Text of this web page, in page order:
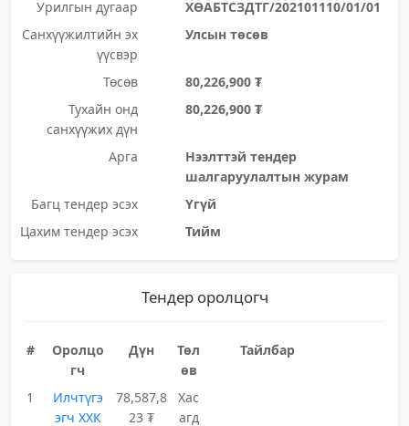
Урилгын дугаар
ХӨАБТСЗДТГ/202101110/01/01
Санхүүжилтийн эх
үүсвэр
Улсын төсөв
Төсөв
80,226,900 ₮
Тухайн онд
санхүүжих дүн
80,226,900 ₮
Арга
Нээлттэй тендер
шалгаруулалтын журам
Багц тендер эсэх
Үгүй
Цахим тендер эсэх
Тийм
Тендер оролцогч
#
Оролцо
гч
Дүн
Төл
өв
Тайлбар
1
Илчтүгэ
эгч ХХК
78,587,8
23 ₮
Хас
агд